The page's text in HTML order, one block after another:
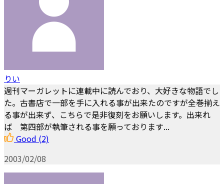
りい
週刊マーガレットに連載中に読んでおり、大好きな物語でし
た。古書店で一部を手に入れる事が出来たのですが全巻揃え
る事が出来ず、こちらで是非復刻をお願いします。出来れ
ば 第四部が執筆される事を願っております...
Good (2)
2003/02/08